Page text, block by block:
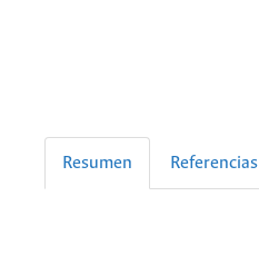
Resumen Referencias